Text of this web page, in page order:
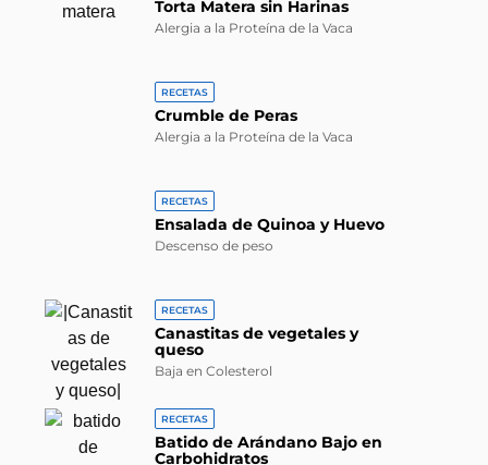
Torta Matera sin Harinas
Alergia a la Proteína de la Vaca
RECETAS
Crumble de Peras
Alergia a la Proteína de la Vaca
RECETAS
Ensalada de Quinoa y Huevo
Descenso de peso
RECETAS
Canastitas de vegetales y
queso
Baja en Colesterol
RECETAS
Batido de Arándano Bajo en
Carbohidratos